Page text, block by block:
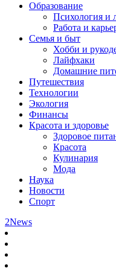
Образование
Психология и
Работа и
Семья и быт
Хобби и
Лайфхаки
Домашние
Путешествия
Технологии
Экология
Финансы
Красота и здоровье
Здоровое
Красота
Кулинария
Мода
Наука
Новости
Спорт
2News